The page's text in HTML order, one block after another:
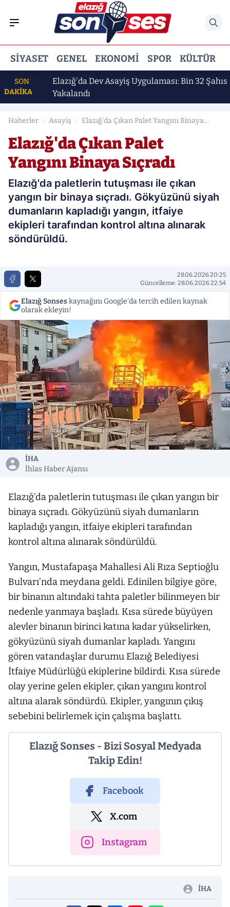
SIYASET GENEL EKONOMI SPOR KÜLTÜR
SON
DAKİKA
Elazığ'da Dev Asayiş Uygulaması: Bin 32 Şahıs
Yakalandı
Haberler Asayiş
Elazığ'da Çıkan Palet Yangını Binaya
Elazığ'da Çıkan Palet
Yangını Binaya Sıçradı
Elazığ'da paletlerin tutuşması ile çıkan
yangın bir binaya sıçradı. Gökyüzünü siyah
dumanların kapladığı yangın, itfaiye
ekipleri tarafından kontrol altına alınarak
söndürüldü.
28.06.2026 20:25
Güncelleme: 28.06.2026 22:54
Elazığ Sonseskaynağını Google'da tercih edilen kaynak
olarak ekleyin!
İHA
İhlas Haber Ajansı
Elazığ’da paletlerin tutuşması ile çıkan yangın bir
binaya sıçradı. Gökyüzünü siyah dumanların
kapladığı yangın, itfaiye ekipleri tarafından
kontrol altına alınarak söndürüldü.
Yangın, Mustafapaşa Mahallesi Ali Rıza Septioğlu
Bulvarı’nda meydana geldi. Edinilen bilgiye göre,
bir binanın altındaki tahta paletler bilinmeyen bir
nedenle yanmaya başladı. Kısa sürede büyüyen
alevler binanın birinci katına kadar yükselirken,
gökyüzünü siyah dumanlar kapladı. Yangını
gören vatandaşlar durumu Elazığ Belediyesi
İtfaiye Müdürlüğü ekiplerine bildirdi. Kısa sürede
olay yerine gelen ekipler, çıkan yangını kontrol
altına alarak söndürdü. Ekipler, yangının çıkış
sebebini belirlemek için çalışma başlattı.
Elazığ Sonses - Bizi Sosyal Medyada
Takip Edin!
Facebook
X.com
Instagram
İHA